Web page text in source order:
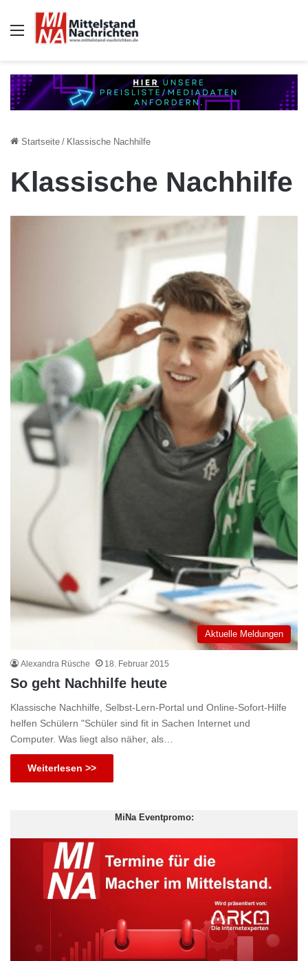
Auswahl
Startseite / Klassische Nachhilfe
Klassische Nachhilfe
Aktuelle Meldungen
Alexandra Rüsche 18. Februar 2015
So geht Nachhilfe heute
Klassische Nachhilfe, Selbst-Lern-Portal und Online-Sofort-Hilfe
helfen Schülern "Schüler sind fit in Sachen Internet und
Computer. Was liegt also näher, als…
Weiterlesen >>
MiNa Eventpromo: